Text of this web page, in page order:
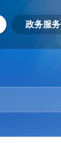
政务服务